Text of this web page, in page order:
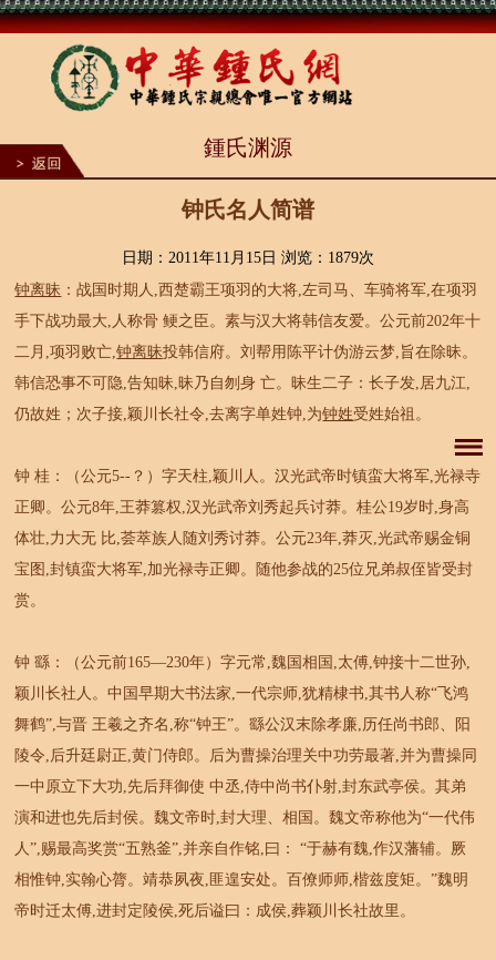
2
4
10
鍾氏渊源
钟氏名人简谱
日期：2011年11月15日 浏览： 1879次
钟离昧 ：战国时期人,西楚霸王项羽的大将,左司马、车骑将军,在项羽
手下战功最大,人称骨 鲠之臣。素与汉大将韩信友爱。公元前202年十
二月,项羽败亡,钟离昧投韩信府。刘帮用陈平计伪游云梦,旨在除昧。
韩信恐事不可隐,告知昧,昧乃自刎身 亡。昧生二子：长子发,居九江,
仍故姓；次子接,颖川长社令,去离字单姓钟,为钟姓受姓始祖。
钟 桂：（公元5--？）字天柱,颖川人。汉光武帝时镇蛮大将军,光禄寺
正卿。公元8年,王莽篡权,汉光武帝刘秀起兵讨莽。桂公19岁时,身高
体壮,力大无 比,荟萃族人随刘秀讨莽。公元23年,莽灭,光武帝赐金铜
宝图,封镇蛮大将军,加光禄寺正卿。随他参战的25位兄弟叔侄皆受封
赏。
钟 繇：（公元前165—230年）字元常,魏国相国,太傅,钟接十二世孙,
颖川长社人。中国早期大书法家,一代宗师,犹精棣书,其书人称“飞鸿
舞鹤”,与晋 王羲之齐名,称“钟王”。繇公汉末除孝廉,历任尚书郎、阳
陵令,后升廷尉正,黄门侍郎。后为曹操治理关中功劳最著,并为曹操同
一中原立下大功,先后拜御使 中丞,侍中尚书仆射,封东武亭侯。其弟
演和进也先后封侯。魏文帝时,封大理、相国。魏文帝称他为“一代伟
人”,赐最高奖赏“五熟釜”,并亲自作铭,曰： “于赫有魏,作汉藩辅。厥
相惟钟,实翰心膂。靖恭夙夜,匪遑安处。百僚师师,楷兹度矩。”魏明
帝时迁太傅,进封定陵侯,死后谥曰：成侯,葬颖川长社故里。